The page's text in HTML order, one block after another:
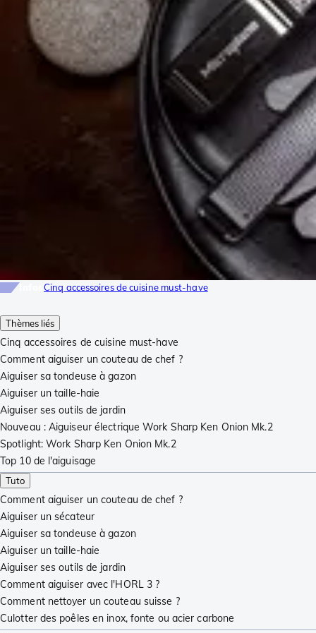
Thèmes liés
Cinq accessoires de cuisine must-have
Comment aiguiser un couteau de chef ?
Aiguiser sa tondeuse à gazon
Aiguiser un taille-haie
Aiguiser ses outils de jardin
Nouveau : Aiguiseur électrique Work Sharp Ken Onion Mk.2
Spotlight: Work Sharp Ken Onion Mk.2
Top 10 de l'aiguisage
Tuto
Comment aiguiser un couteau de chef ?
Aiguiser un sécateur
Aiguiser sa tondeuse à gazon
Aiguiser un taille-haie
Aiguiser ses outils de jardin
Comment aiguiser avec l'HORL 3 ?
Comment nettoyer un couteau suisse ?
Culotter des poêles en inox, fonte ou acier carbone
Cinq accessoires de cuisine must-have